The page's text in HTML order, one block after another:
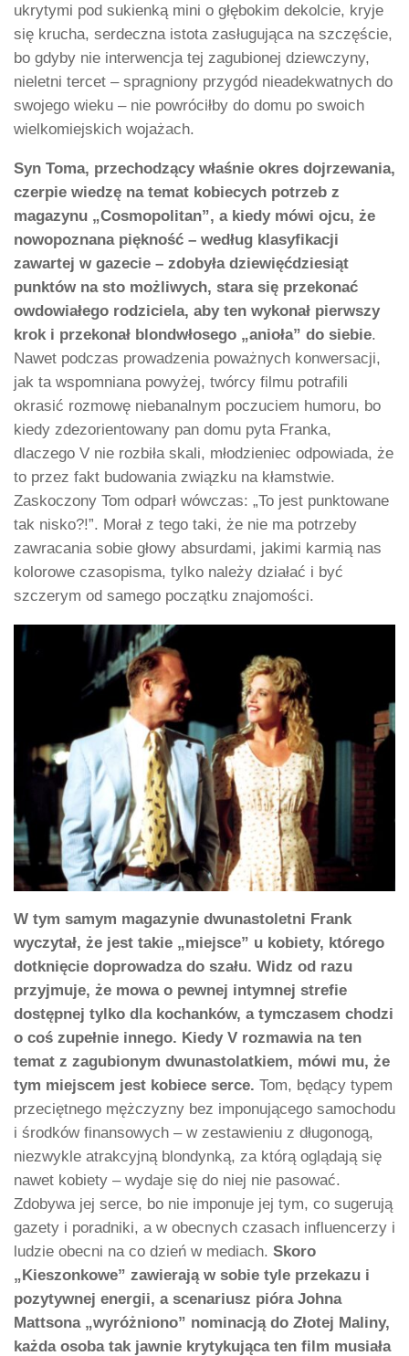
ukrytymi pod sukienką mini o głębokim dekolcie, kryje
się krucha, serdeczna istota zasługująca na szczęście,
bo gdyby nie interwencja tej zagubionej dziewczyny,
nieletni tercet – spragniony przygód nieadekwatnych do
swojego wieku – nie powróciłby do domu po swoich
wielkomiejskich wojażach.
Syn Toma, przechodzący właśnie okres dojrzewania,
czerpie wiedzę na temat kobiecych potrzeb z
magazynu „Cosmopolitan”, a kiedy mówi ojcu, że
nowopoznana piękność – według klasyfikacji
zawartej w gazecie – zdobyła dziewięćdziesiąt
punktów na sto możliwych, stara się przekonać
owdowiałego rodziciela, aby ten wykonał pierwszy
krok i przekonał blondwłosego „anioła” do siebie.
Nawet podczas prowadzenia poważnych konwersacji,
jak ta wspomniana powyżej, twórcy filmu potrafili
okrasić rozmowę niebanalnym poczuciem humoru, bo
kiedy zdezorientowany pan domu pyta Franka,
dlaczego V nie rozbiła skali, młodzieniec odpowiada, że
to przez fakt budowania związku na kłamstwie.
Zaskoczony Tom odparł wówczas: „To jest punktowane
tak nisko?!”. Morał z tego taki, że nie ma potrzeby
zawracania sobie głowy absurdami, jakimi karmią nas
kolorowe czasopisma, tylko należy działać i być
szczerym od samego początku znajomości.
W tym samym magazynie dwunastoletni Frank
wyczytał, że jest takie „miejsce” u kobiety, którego
dotknięcie doprowadza do szału. Widz od razu
przyjmuje, że mowa o pewnej intymnej strefie
dostępnej tylko dla kochanków, a tymczasem chodzi
o coś zupełnie innego. Kiedy V rozmawia na ten
temat z zagubionym dwunastolatkiem, mówi mu, że
tym miejscem jest kobiece serce. Tom, będący typem
przeciętnego mężczyzny bez imponującego samochodu
i środków finansowych – w zestawieniu z długonogą,
niezwykle atrakcyjną blondynką, za którą oglądają się
nawet kobiety – wydaje się do niej nie pasować.
Zdobywa jej serce, bo nie imponuje jej tym, co sugerują
gazety i poradniki, a w obecnych czasach influencerzy i
ludzie obecni na co dzień w mediach. Skoro
„Kieszonkowe” zawierają w sobie tyle przekazu i
pozytywnej energii, a scenariusz pióra Johna
Mattsona „wyróżniono” nominacją do Złotej Maliny,
każda osoba tak jawnie krytykująca ten film musiała